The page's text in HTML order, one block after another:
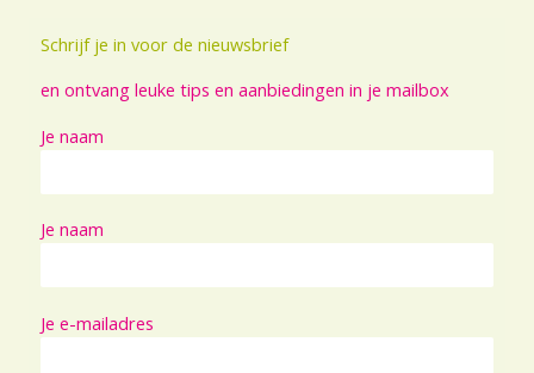
Schrijf je in voor de nieuwsbrief
en ontvang leuke tips en aanbiedingen in je mailbox
Je naam
Je naam
Je e-mailadres